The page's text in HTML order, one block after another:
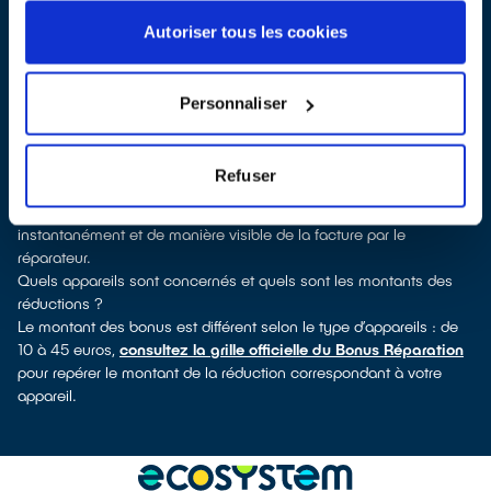
Autoriser tous les cookies
Personnaliser
Refuser
pouvez consulter notreannuaire de réparateurs labellisés
. En cliquant sur la fiche détaillée du réparateur, vous
obtenu le label. Congélateur, lave-linge, petit électroménager, TV,
téléphone mobile, outils électriques : à chaque famille d’appareils
son réparateur spécialisé et labellisé QualiRépar.
Consulter l’annuaire
Comment bénéficier du Bonus Réparation à Longages ?
Le Bonus Réparation est en vigueur chez tous les professionnels
de la réparation ayant obtenu le label QualiRépar. Il est déduit
instantanément et de manière visible de la facture par le
réparateur.
Quels appareils sont concernés et quels sont les montants des
réductions ?
Le montant des bonus est différent selon le type d’appareils : de
10 à 45 euros, consultez la grille officielle du Bonus Réparation
pour repérer le montant de la réduction correspondant à votre
appareil.